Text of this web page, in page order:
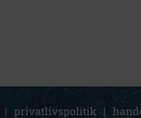
| privatlivspolitik |